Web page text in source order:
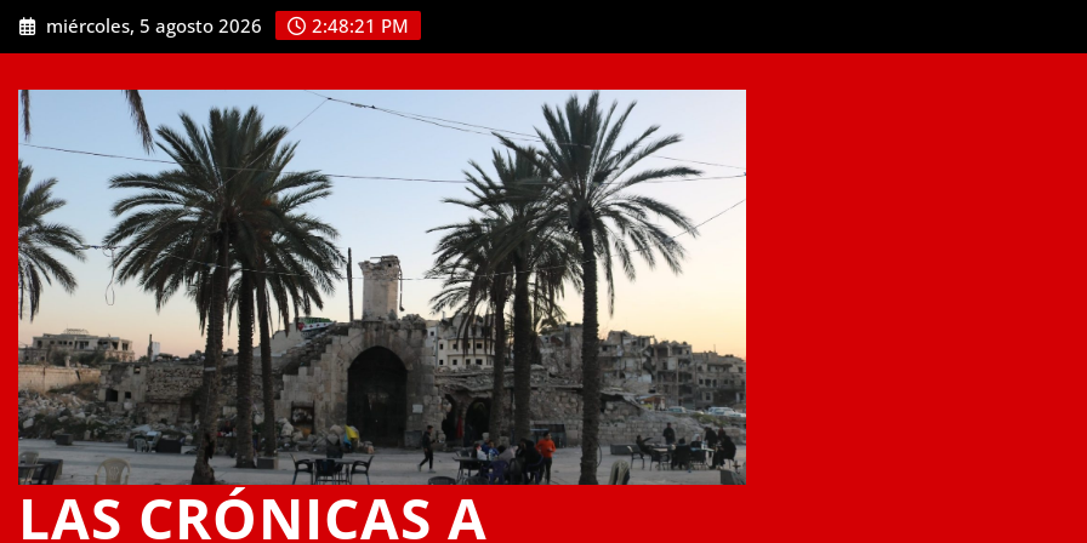
Saltar
al
miércoles, 5 agosto 2026 2:48:21 PM
LAS CRÓNICAS A